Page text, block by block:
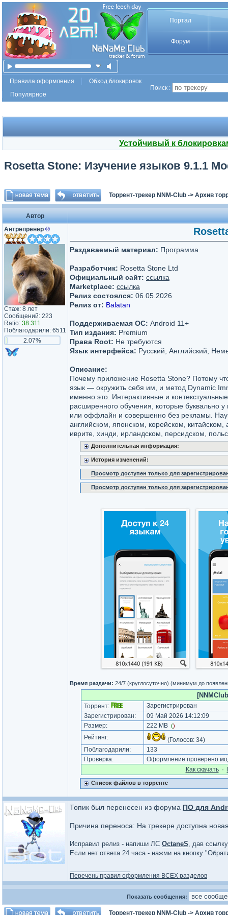
Портал
Форум
Правила оформления
Обход блокировок
Популярное
Поиск :
Устойчивый к
Rosetta Stone: Изучение языков 9.1.1
Торрент-трекер NNM-Club -> Архив
Автор
Антрепренёр ®
Стаж: 8 лет
Сообщений: 223
Ratio: 38.311
Поблагодарили: 6511
2.07%
Раздаваемый материал: Программа
Разработчик: Rosetta Stone Ltd
Официальный сайт: ссылка
Marketplace: ссылка
Релиз состоялся: 06.05.2026
Релиз от: Balatan
Поддерживаемая ОС: Android 11+
Тип издания: Premium
Права Root: Не требуются
Язык интерфейса: Русский, Английский,
Описание:
Почему приложение Rosetta Stone? Потому
язык — окружить себя им, и метод Dynamic
именно это. Интерактивные и
расширенного обучения, которые
или оффлайн и совершенно без рекламы.
английском, японском, корейском,
иврите, хинди, ирландском, персидском,
Дополнительная информация:
История изменений:
Просмотр доступен только для
Просмотр доступен только для
Время раздачи: 24/7 (круглосуточно) (минимум до
Торрент:
Зарегистрирован
Зарегистрирован:
09 Май 2026 14:12:09
Размер:
222 MB ()
Рейтинг: (Голосов: 34)
Поблагодарили:
133
Проверка:
Оформление проверено
Как cкачать·
Список файлов в торренте
Топик был перенесен из форума ПО для
Причина переноса: На трекере доступна
Исправил релиз - напиши ЛС OctaneS, дав
Если нет ответа 24 часа - нажми на кнопку
Перечень правил оформления ВСЕХ разделов
Показать сообщения:
Торрент-трекер NNM-Club -> Архив